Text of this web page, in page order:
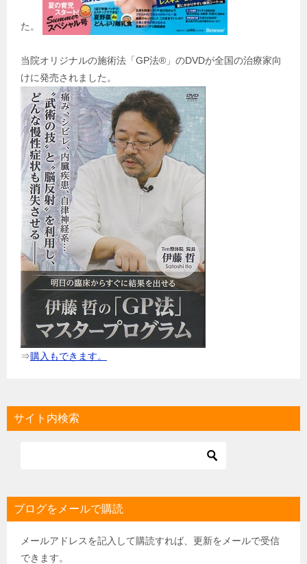
た。
当院オリジナルの施術法「GP法®」のDVDが全国の治療家向
けに発売されました。
⇒購入もできます。
サイト内検索
ブログをメールで購読
メールアドレスを記入して購読すれば、更新をメールで受信
できます。